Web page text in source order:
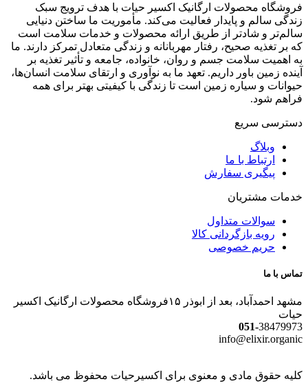
فروشگاه محصولات ارگانیک اکسیر حیات با هدف ترویج سبک
زندگی سالم و پایدار فعالیت می‌کند. مأموریت ما ساختن دنیایی
سالم‌تر و شادتر از طریق ارائه محصولات و خدمات سلامت است
که بر تغذیه صحیح، رفتار مهربانانه و زندگی متعادل تمرکز دارند. ما
به اهمیت سلامت جسم و روان، خانواده، جامعه و تأثیر تغذیه بر
آینده زمین باور داریم. تعهد ما به نوآوری و ارتقای سلامت انسان‌ها،
حیوانات و سیاره زمین است تا زندگی با کیفیتی بهتر برای همه
فراهم شود.
دسترسی سریع
وبلاگ
ارتباط با ما
پیگیری سفارش
خدمات مشتریان
سوالات متداول
رویه بازگردانی کالا
حریم خصوصی
تماس با ما
مشهد احمدآباد، بعد از ابوذر ۱۵فروشگاه محصولات ارگانیک اکسیر
حیات
051-38479973
info@elixir.organic
کلیه حقوق مادی و معنوی برای اکسیرحیات محفوظ می باشد.